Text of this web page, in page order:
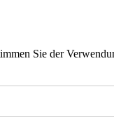
Sie der